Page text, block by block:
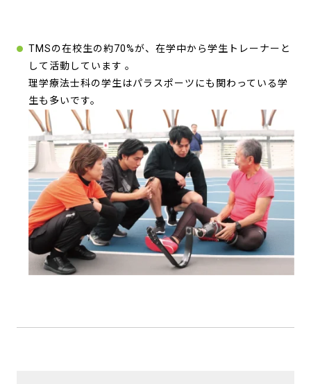
TMSの在校生の約70%が、在学中から学生トレーナーと
して活動しています 。
理学療法士科の学生はパラスポーツにも関わっている学
生も多いです。